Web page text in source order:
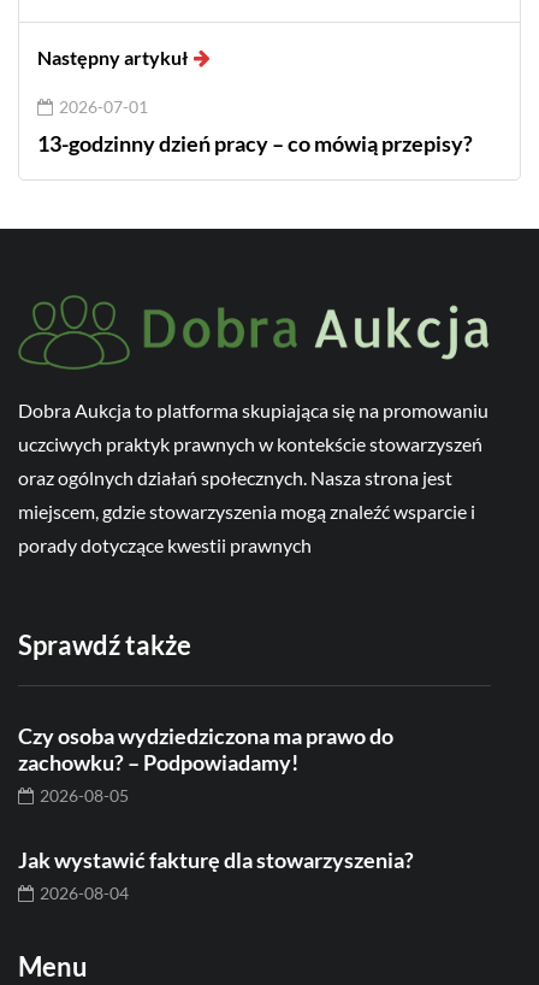
Następny artykuł
2026-07-01
13-godzinny dzień pracy – co mówią przepisy?
Dobra Aukcja to platforma skupiająca się na promowaniu
uczciwych praktyk prawnych w kontekście stowarzyszeń
oraz ogólnych działań społecznych. Nasza strona jest
miejscem, gdzie stowarzyszenia mogą znaleźć wsparcie i
porady dotyczące kwestii prawnych
Sprawdź także
Czy osoba wydziedziczona ma prawo do
zachowku? – Podpowiadamy!
2026-08-05
Jak wystawić fakturę dla stowarzyszenia?
2026-08-04
Menu